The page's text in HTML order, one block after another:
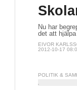
Nu har
det att
EIVOR
2012-10-17
POLITIK &